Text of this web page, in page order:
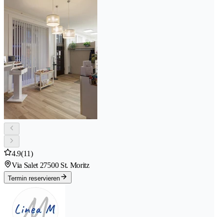
4.9(11)
Via Salet 27500 St. Moritz
Termin reservieren